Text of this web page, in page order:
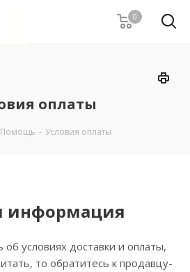
0
оплаты
Помощь - Условия оплаты
информация
об условиях доставки и оплаты,
то обратитесь к продавцу-